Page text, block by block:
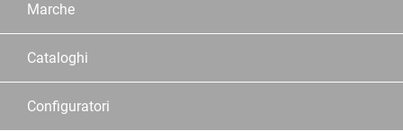
Marche
Cataloghi
Configuratori